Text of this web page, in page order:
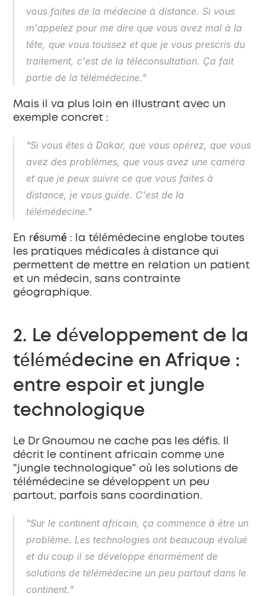
vous faites de la médecine à distance. Si vous
m'appelez pour me dire que vous avez mal à la
tête, que vous toussez et que je vous prescris du
traitement, c'est de la téléconsultation. Ça fait
partie de la télémédecine."
Mais il va plus loin en illustrant avec un
exemple concret :
"Si vous êtes à Dakar, que vous opérez, que vous
avez des problèmes, que vous avez une caméra
et que je peux suivre ce que vous faites à
distance, je vous guide. C'est de la
télémédecine."
En résumé : la télémédecine englobe toutes
les pratiques médicales à distance qui
permettent de mettre en relation un patient
et un médecin, sans contrainte
géographique.
2. Le développement de la
télémédecine en Afrique :
entre espoir et jungle
technologique
Le Dr Gnoumou ne cache pas les défis. Il
"jungle technologique" où les solutions de
télémédecine se développent un peu
partout, parfois sans coordination.
"Sur le continent africain, ça commence à être un
problème. Les technologies ont beaucoup évolué
et du coup il se développe énormément de
solutions de télémédecine un peu partout dans le
continent."